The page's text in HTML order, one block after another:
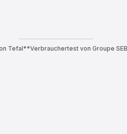
Tefal**Verbrauchertest von Groupe